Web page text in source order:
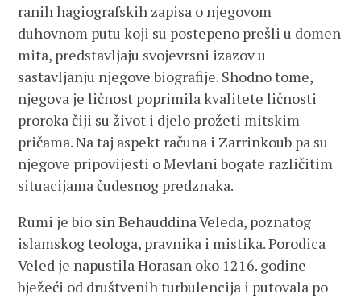
ranih hagiografskih zapisa o njegovom
duhovnom putu koji su postepeno prešli u domen
mita, predstavljaju svojevrsni izazov u
sastavljanju njegove biografije. Shodno tome,
njegova je ličnost poprimila kvalitete ličnosti
proroka čiji su život i djelo prožeti mitskim
pričama. Na taj aspekt računa i Zarrinkoub pa su
njegove pripovijesti o Mevlani bogate različitim
situacijama čudesnog predznaka.
Rumi je bio sin Behauddina Veleda, poznatog
islamskog teologa, pravnika i mistika. Porodica
Veled je napustila Horasan oko 1216. godine
bježeći od društvenih turbulencija i putovala po